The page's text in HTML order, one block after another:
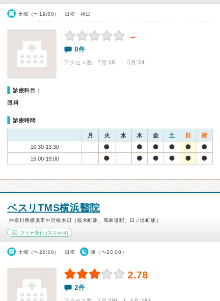
土曜（〜19:00）・日曜・祝日
－
0件
アクセス数 7月:15 | 6月:24
診療科目：
眼科
診療時間
月 火 水 木 金 土 日 祝
10:30-13:30
15:00-19:00
ベスリTMS横浜醫院
神奈川県横浜市中区桜木町（桜木町駅、馬車道駅、日ノ出町駅）
マイナ受付 (スマホ可)
土曜（〜20:00）・日曜 夜（〜20:00）
2.78
2件